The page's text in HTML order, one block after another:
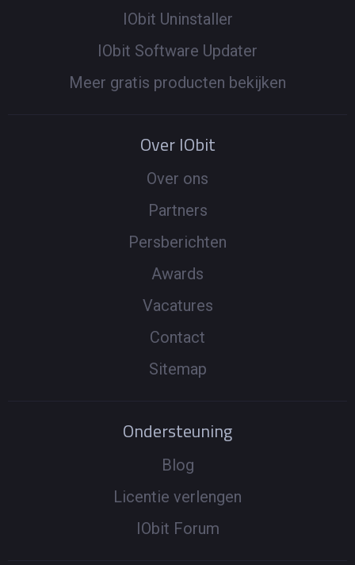
IObit Uninstaller
IObit Software Updater
Meer gratis producten bekijken
Over IObit
Over ons
Partners
Persberichten
Awards
Vacatures
Contact
Sitemap
Ondersteuning
Blog
Licentie verlengen
IObit Forum